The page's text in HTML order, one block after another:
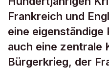
Frankreich und
eine eigenständige
auch eine zentrale
Bürgerkrieg, der